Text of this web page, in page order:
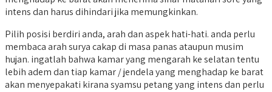
intens dan harus dihindari jika memungkinkan.
Pilih posisi berdiri anda, arah dan aspek hati-hati. anda perlu
membaca arah surya cakap di masa panas ataupun musim
hujan. ingatlah bahwa kamar yang mengarah ke selatan tentu
lebih adem dan tiap kamar / jendela yang menghadap ke barat
akan menyepakati kirana syamsu petang yang intens dan perlu